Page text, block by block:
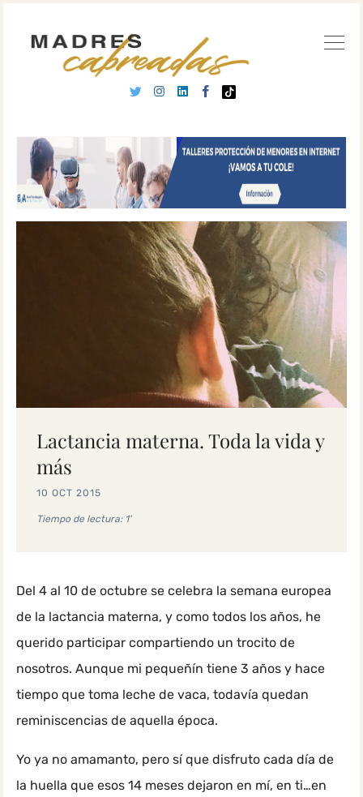
Lactancia materna. Toda la vida y
más
10 OCT 2015
Tiempo de lectura: 1'
Del 4 al 10 de octubre se celebra la semana europea
de la lactancia materna, y como todos los años, he
querido participar compartiendo un trocito de
nosotros. Aunque mi pequeñín tiene 3 años y hace
tiempo que toma leche de vaca, todavía quedan
reminiscencias de aquella época.
Yo ya no amamanto, pero sí que disfruto cada día de
la huella que esos 14 meses dejaron en mí, en ti…en